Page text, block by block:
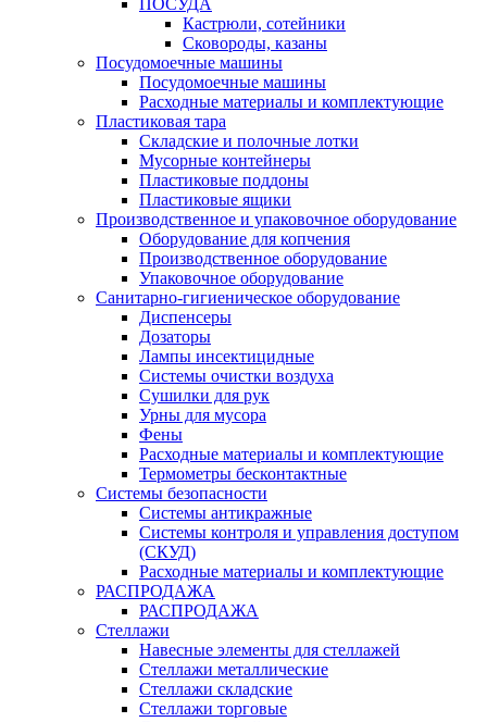
ПОСУДА
Кастрюли, сотейники
Сковороды, казаны
Посудомоечные машины
Посудомоечные машины
Расходные материалы и комплектующие
Пластиковая тара
Складские и полочные лотки
Мусорные контейнеры
Пластиковые поддоны
Пластиковые ящики
Производственное и упаковочное оборудование
Оборудование для копчения
Производственное оборудование
Упаковочное оборудование
Санитарно-гигиеническое оборудование
Диспенсеры
Дозаторы
Лампы инсектицидные
Системы очистки воздуха
Сушилки для рук
Урны для мусора
Фены
Расходные материалы и комплектующие
Термометры бесконтактные
Системы безопасности
Системы антикражные
Системы контроля и управления доступом
(СКУД)
Расходные материалы и комплектующие
РАСПРОДАЖА
РАСПРОДАЖА
Стеллажи
Навесные элементы для стеллажей
Стеллажи металлические
Стеллажи складские
Стеллажи торговые